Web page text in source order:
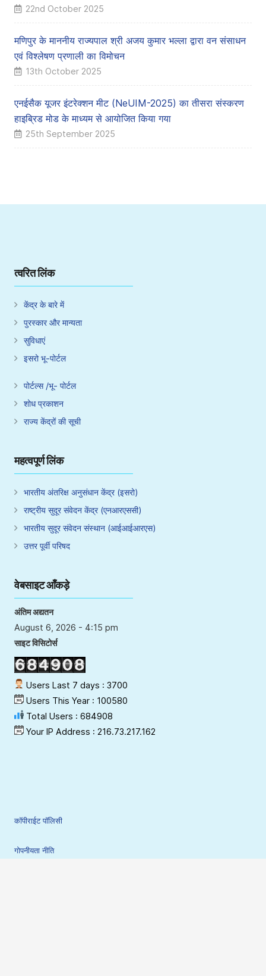
22nd October 2025
मणिपुर के माननीय राज्यपाल श्री अजय कुमार भल्ला द्वारा वन संसाधन
एवं विश्लेषण प्रणाली का विमोचन
13th October 2025
एनईसैक यूजर इंटरेक्शन मीट (NeUIM-2025) का तीसरा संस्करण
हाइब्रिड मोड के माध्यम से आयोजित किया गया
25th September 2025
त्वरित लिंक
केंद्र के बारे में
पुरस्कार और मान्यता
सुविधाएं
इसरो भू-पोर्टल
पोर्टल्स /भू- पोर्टल
शोध प्रकाशन
राज्य केंद्रों की सूची
महत्वपूर्ण लिंक
भारतीय अंतरिक्ष अनुसंधान केंद्र (इसरो)
राष्ट्रीय सुदूर संवेदन केंद्र (एनआरएससी)
भारतीय सुदूर संवेदन संस्थान (आईआईआरएस)
उत्तर पूर्वी परिषद
वेबसाइट आँकड़े
अंतिम अद्यतन
August 6, 2026 - 4:15 pm
साइट विसिटोर्स
Users Last 7 days : 3700
Users This Year : 100580
Total Users : 684908
Your IP Address : 216.73.217.162
कॉपीराईट पॉलिसी
गोपनीयता नीति